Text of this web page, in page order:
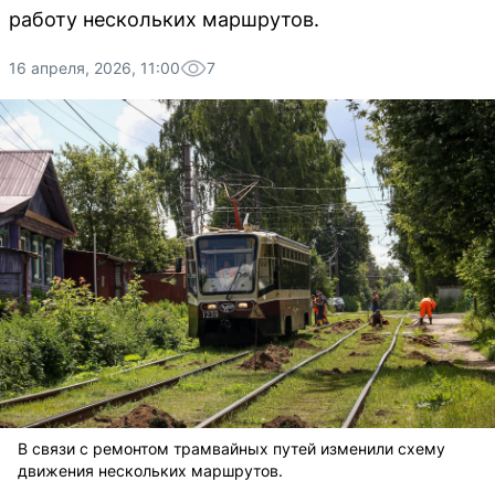
работу нескольких маршрутов.
16 апреля, 2026, 11:00 7
В связи с ремонтом трамвайных путей изменили схему
движения нескольких маршрутов.